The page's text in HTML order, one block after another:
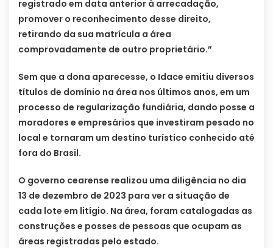
registrado em data anterior à arrecadação,
promover o reconhecimento desse direito,
retirando da sua matrícula a área
comprovadamente de outro proprietário.”
Sem que a dona aparecesse, o Idace emitiu diversos
títulos de domínio na área nos últimos anos, em um
processo de regularização fundiária, dando posse a
moradores e empresários que investiram pesado no
local e tornaram um destino turístico conhecido até
fora do Brasil.
O governo cearense realizou uma diligência no dia
13 de dezembro de 2023 para ver a situação de
cada lote em litígio. Na área, foram catalogadas as
construções e posses de pessoas que ocupam as
áreas registradas pelo estado.